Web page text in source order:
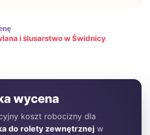
i ślusarstwo w Świdnicy
wycena
koszt robocizny dla
do rolety zewnętrznej w